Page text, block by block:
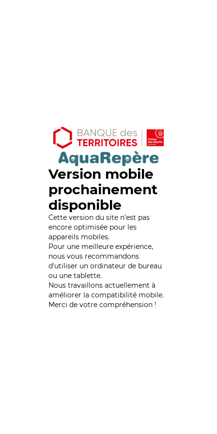
Version mobile
prochainement
disponible
Cette version du site n’est pas
encore optimisée pour les
appareils mobiles.
Pour une meilleure expérience,
nous vous recommandons
d'utiliser un ordinateur de bureau
ou une tablette.
Nous travaillons actuellement à
améliorer la compatibilité mobile.
Merci de votre compréhension !